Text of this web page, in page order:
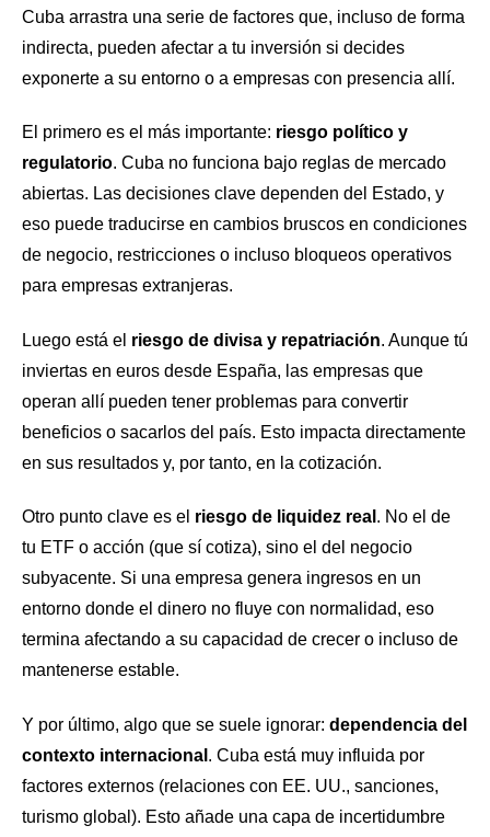
Cuba arrastra una serie de factores que, incluso de forma
indirecta, pueden afectar a tu inversión si decides
exponerte a su entorno o a empresas con presencia allí.
El primero es el más importante: riesgo político y
regulatorio. Cuba no funciona bajo reglas de mercado
abiertas. Las decisiones clave dependen del Estado, y
eso puede traducirse en cambios bruscos en condiciones
de negocio, restricciones o incluso bloqueos operativos
para empresas extranjeras.
Luego está el riesgo de divisa y repatriación. Aunque tú
inviertas en euros desde España, las empresas que
operan allí pueden tener problemas para convertir
beneficios o sacarlos del país. Esto impacta directamente
en sus resultados y, por tanto, en la cotización.
Otro punto clave es el riesgo de liquidez real . No el de
tu ETF o acción (que sí cotiza), sino el del negocio
subyacente. Si una empresa genera ingresos en un
entorno donde el dinero no fluye con normalidad, eso
termina afectando a su capacidad de crecer o incluso de
mantenerse estable.
Y por último, algo que se suele ignorar: dependencia del
contexto internacional . Cuba está muy influida por
factores externos (relaciones con EE. UU., sanciones,
turismo global). Esto añade una capa de incertidumbre